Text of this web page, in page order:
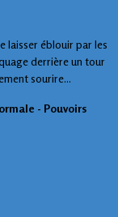
laisser éblouir par les
derrière un tour
sourire...
- Pouvoirs